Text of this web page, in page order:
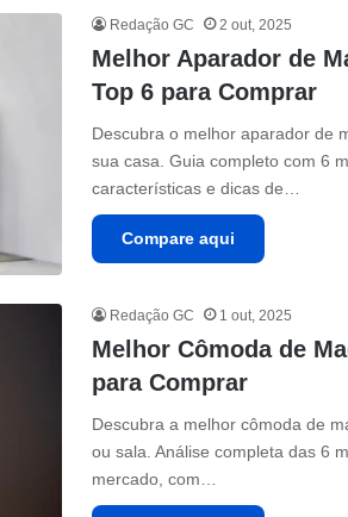
Redação GC 2 out, 2025
Melhor Aparador de
Top 6 para Comprar
Descubra o melhor aparador de
sua casa. Guia completo com 6
características e dicas de…
Compare aqui
Redação GC 1 out, 2025
Melhor Cômoda de
para Comprar
Descubra a melhor cômoda de
ou sala. Análise completa das 6
mercado, com…